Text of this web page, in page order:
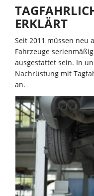
ERKLÄRT
Seit 2011 müssen neu
Fahrzeuge
ausgestattet sein. In
Nachrüstung mit
an.